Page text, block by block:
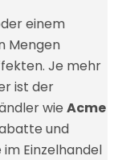
einem
Mengen
Je mehr
ist der
wie Acme
und
Einzelhandel